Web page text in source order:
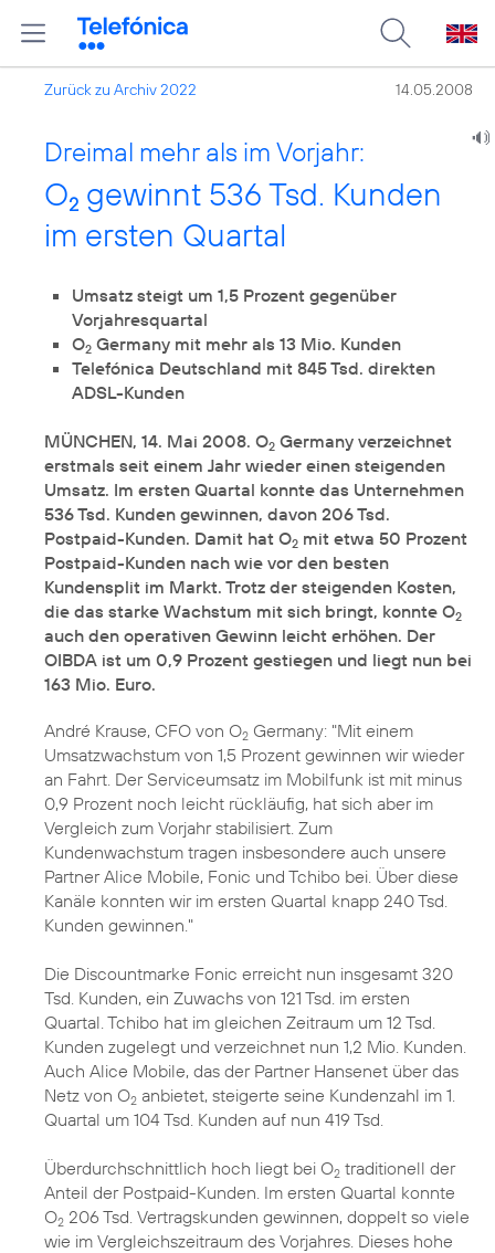
Zurück zu Archiv 2022 14.05.2008
Dreimal mehr als im Vorjahr:
O2 gewinnt 536 Tsd. Kunden
im ersten Quartal
Umsatz steigt um 1,5 Prozent gegenüber
Vorjahresquartal
O2 Germany mit mehr als 13 Mio. Kunden
Telefónica Deutschland mit 845 Tsd. direkten
ADSL-Kunden
MÜNCHEN, 14. Mai 2008. O2 Germany verzeichnet
erstmals seit einem Jahr wieder einen steigenden
Umsatz. Im ersten Quartal konnte das Unternehmen
536 Tsd. Kunden gewinnen, davon 206 Tsd.
Postpaid-Kunden. Damit hat O2 mit etwa 50 Prozent
Postpaid-Kunden nach wie vor den besten
Kundensplit im Markt. Trotz der steigenden Kosten,
die das starke Wachstum mit sich bringt, konnte O2
auch den operativen Gewinn leicht erhöhen. Der
OIBDA ist um 0,9 Prozent gestiegen und liegt nun bei
163 Mio. Euro.
André Krause, CFO von O2 Germany: "Mit einem
Umsatzwachstum von 1,5 Prozent gewinnen wir wieder
an Fahrt. Der Serviceumsatz im Mobilfunk ist mit minus
0,9 Prozent noch leicht rückläufig, hat sich aber im
Vergleich zum Vorjahr stabilisiert. Zum
Kundenwachstum tragen insbesondere auch unsere
Partner Alice Mobile, Fonic und Tchibo bei. Über diese
Kanäle konnten wir im ersten Quartal knapp 240 Tsd.
Kunden gewinnen."
Die Discountmarke Fonic erreicht nun insgesamt 320
Tsd. Kunden, ein Zuwachs von 121 Tsd. im ersten
Quartal. Tchibo hat im gleichen Zeitraum um 12 Tsd.
Kunden zugelegt und verzeichnet nun 1,2 Mio. Kunden.
Auch Alice Mobile, das der Partner Hansenet über das
Netz von O2 anbietet, steigerte seine Kundenzahl im 1.
Quartal um 104 Tsd. Kunden auf nun 419 Tsd.
Überdurchschnittlich hoch liegt bei O2 traditionell der
Anteil der Postpaid-Kunden. Im ersten Quartal konnte
O2 206 Tsd. Vertragskunden gewinnen, doppelt so viele
wie im Vergleichszeitraum des Vorjahres. Dieses hohe